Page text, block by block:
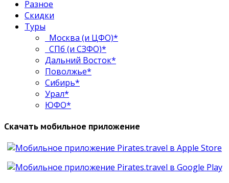
Разное
Скидки
Туры
Москва (и ЦФО)*
СПб (и СЗФО)*
Дальний Восток*
Поволжье*
Сибирь*
Урал*
ЮФО*
Скачать мобильное приложение